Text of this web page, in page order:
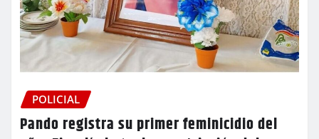
POLICIAL
Pando registra su primer feminicidio del